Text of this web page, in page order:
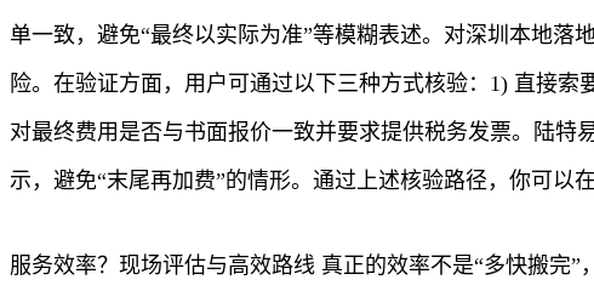
单一致，避免“最终以实际为准”等模糊表述。对深圳本地
险。在验证方面，用户可通过以下三种方式核验：1) 直接
对最终费用是否与书面报价一致并要求提供税务发票。陆特
示，避免“末尾再加费”的情形。通过上述核验路径，你可以
服务效率？现场评估与高效路线 真正的效率不是“多快搬完